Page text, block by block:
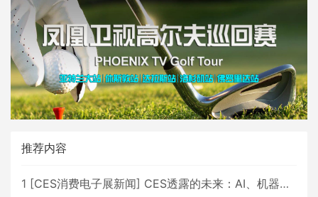
推荐内容
1 [CES消费电子展新闻] CES透露的未来：AI、机器人与智能生活大爆发